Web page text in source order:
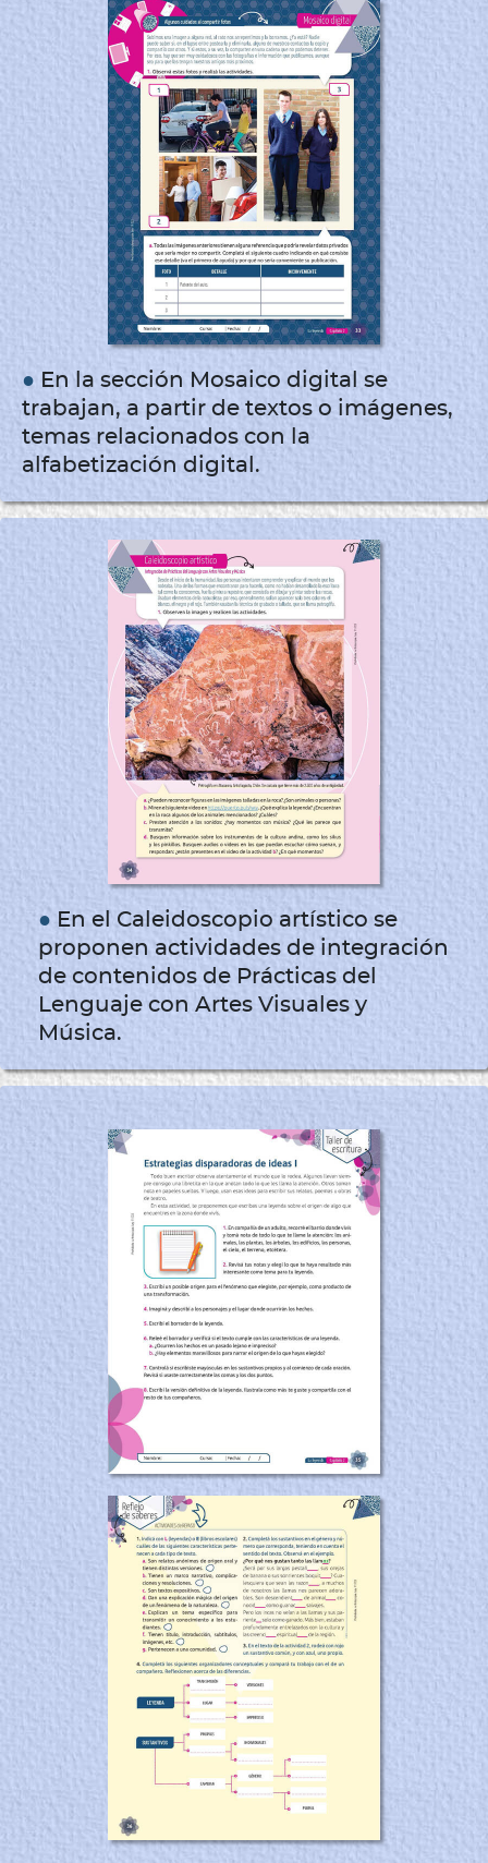
● En la sección Mosaico digital se
trabajan, a partir de textos o imágenes,
temas relacionados con la
alfabetización digital.
● En el Caleidoscopio artístico se
proponen actividades de integración
de contenidos de Prácticas del
Lenguaje con Artes Visuales y
Música.